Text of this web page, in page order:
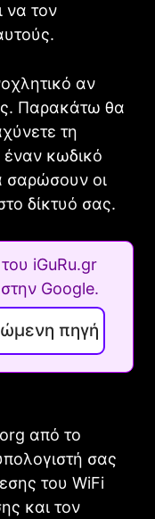
να τον
αν
Παρακάτω θα
τη
έναν κωδικό
σαρώσουν οι
δίκτυό σας.
iGuRu.gr
Google.
πηγή
από το
σας
του WiFi
και τον